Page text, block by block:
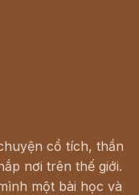
cổ tích, thần
nơi trên thế giới.
một bài học và